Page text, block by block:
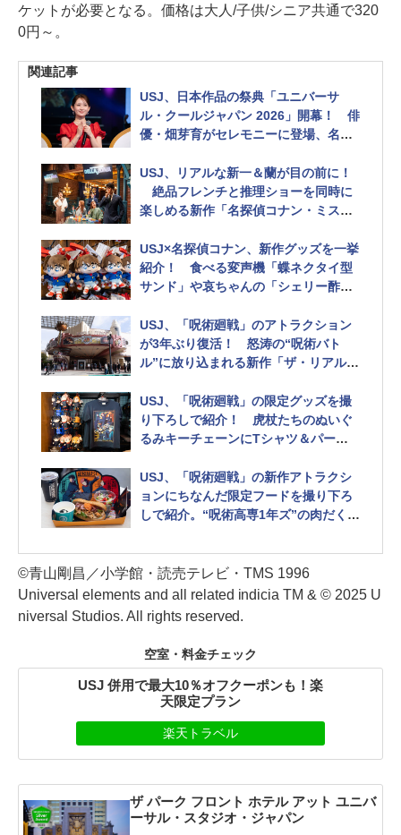
ケットが必要となる。価格は大人/子供/シニア共通で320
0円～。
関連記事
USJ、日本作品の祭典「ユニバーサ
ル・クールジャパン 2026」開幕！ 俳
優・畑芽育がセレモニーに登場、名探
USJ、リアルな新一＆蘭が目の前に！
絶品フレンチと推理ショーを同時に
楽しめる新作「名探偵コナン・ミステ
ニバーサル・クールジャパン 2026」
USJ×名探偵コナン、新作グッズを一挙
紹介！ 食べる変声機「蝶ネクタイ型
サンド」や哀ちゃんの「シェリー酢」
ル・クールジャパン 2026」
USJ、「呪術廻戦」のアトラクション
が3年ぶり復活！ 怒涛の“呪術バト
ル”に放り込まれる新作「ザ・リアル 4
クールジャパン 2026」
USJ、「呪術廻戦」の限定グッズを撮
り下ろしで紹介！ 虎杖たちのぬいぐ
るみキーチェーンにTシャツ＆パーカ
パン 2026」
USJ、「呪術廻戦」の新作アトラクシ
ョンにちなんだ限定フードを撮り下ろ
しで紹介。“呪術高専1年ズ”の肉だくス
ル・クールジャパン 2026」
©青山剛昌／小学館・読売テレビ・TMS 1996
Universal elements and all related indicia TM & © 2025 U
niversal Studios. All rights reserved.
空室・料金チェック
USJ 併用で最大10％オフクーポンも！楽
天限定プラン
楽天トラベル
ザ パーク フロント ホテル アット ユニバ
ーサル・スタジオ・ジャパン